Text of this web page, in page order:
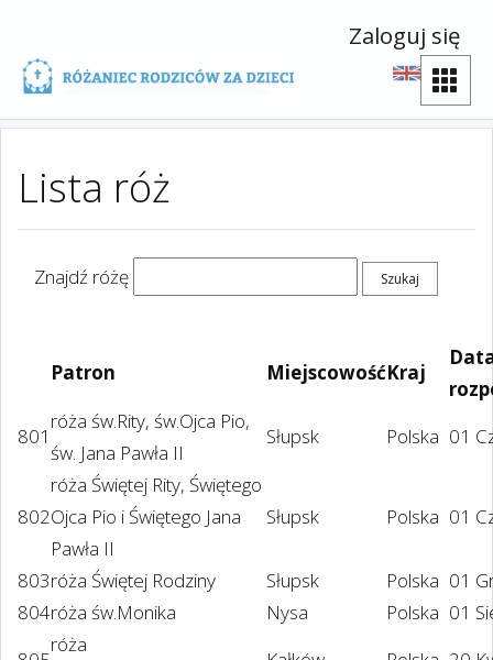
Zaloguj się
Lista róż
Znajdź różę
Patron MiejscowośćKraj
801
róża św.Rity, św.Ojca Pio,
św. Jana Pawła II
Słupsk Polska 01
802
róża Świętej Rity, Świętego
Ojca Pio i Świętego Jana
Pawła II
Słupsk Polska 01
803róża Świętej Rodziny Słupsk Polska 01
804róża św.Monika Nysa Polska 01
róża